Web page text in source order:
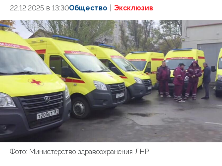
22.12.2025 в 13:30Общество Эксклюзив
Фото: Министерство здравоохранения ЛНР